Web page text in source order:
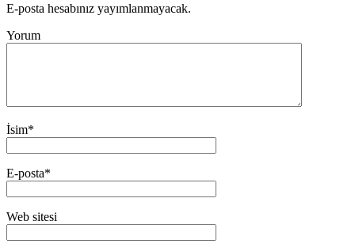
E-posta hesabınız yayımlanmayacak.
Yorum
İsim*
E-posta*
Web sitesi